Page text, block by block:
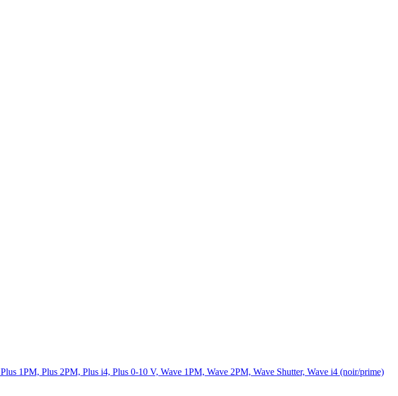
1PM, Plus 2PM, Plus i4, Plus 0-10 V, Wave 1PM, Wave 2PM, Wave Shutter, Wave i4 (noir/prime)